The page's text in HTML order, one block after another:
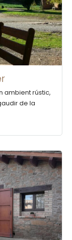
ambient rústic,
de la